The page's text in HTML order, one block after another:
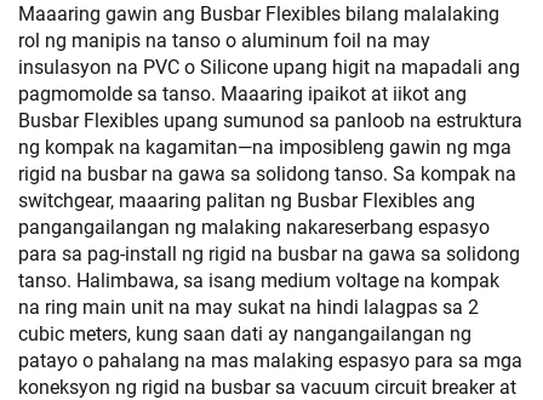
Maaaring gawin ang Busbar Flexibles bilang malalaking
rol ng manipis na tanso o aluminum foil na may
insulasyon na PVC o Silicone upang higit na mapadali ang
pagmomolde sa tanso. Maaaring ipaikot at iikot ang
Busbar Flexibles upang sumunod sa panloob na estruktura
ng kompak na kagamitan—na imposibleng gawin ng mga
rigid na busbar na gawa sa solidong tanso. Sa kompak na
switchgear, maaaring palitan ng Busbar Flexibles ang
pangangailangan ng malaking nakareserbang espasyo
para sa pag-install ng rigid na busbar na gawa sa solidong
tanso. Halimbawa, sa isang medium voltage na kompak
na ring main unit na may sukat na hindi lalagpas sa 2
cubic meters, kung saan dati ay nangangailangan ng
patayo o pahalang na mas malaking espasyo para sa mga
koneksyon ng rigid na busbar sa vacuum circuit breaker at